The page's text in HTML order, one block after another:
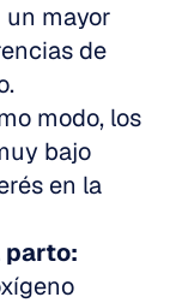
mayor
de
modo, los
bajo
en la
parto: